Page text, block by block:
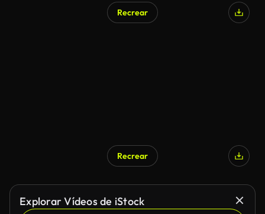
Recrear
Recrear
Explorar Vídeos de iStock